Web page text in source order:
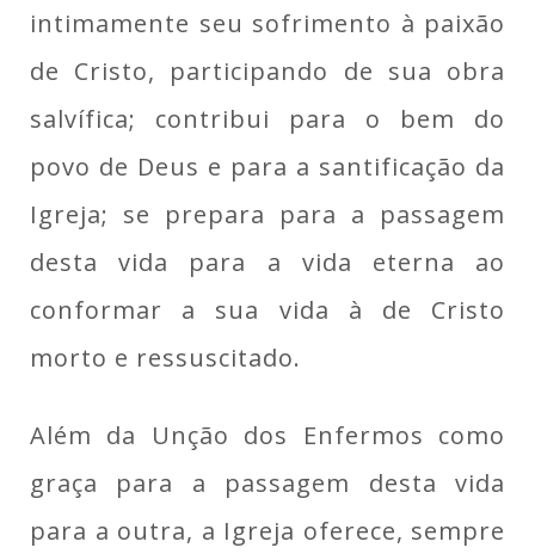
intimamente seu sofrimento à paixão
de Cristo, participando de sua obra
salvífica; contribui para o bem do
povo de Deus e para a santificação da
Igreja; se prepara para a passagem
desta vida para a vida eterna ao
conformar a sua vida à de Cristo
morto e ressuscitado.
Além da Unção dos Enfermos como
graça para a passagem desta vida
para a outra, a Igreja oferece, sempre